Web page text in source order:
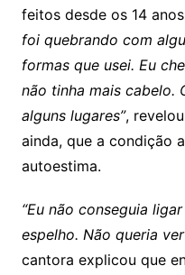
feitos desde os 14
foi quebrando com
formas que usei. Eu
não tinha mais cabelo.
alguns lugares”,
ainda, que a condição
autoestima.
“Eu não conseguia
espelho. Não queria
cantora explicou que